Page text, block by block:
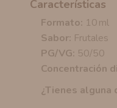
Características
Formato: 10 ml
Sabor: Frutales
PG/VG: 50/50
Concentración
¿Tienes